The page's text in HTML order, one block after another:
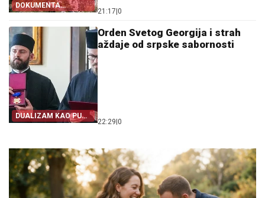
DOKUMENTA
OTKRIVAJU
21:17|0
DUALIZAM KAO PUT
IZ SRPSTVA
Orden Svetog Georgija i strah
aždaje od srpske sabornosti
22:29|0